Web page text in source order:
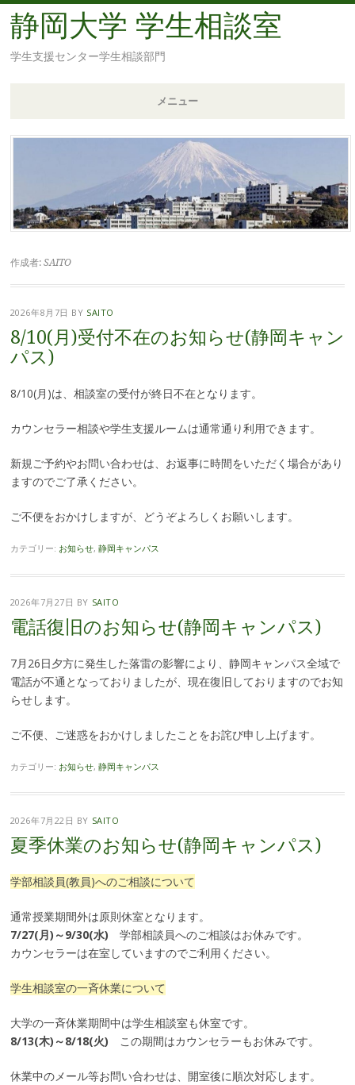
静岡大学 学生相談室
学生支援センター学生相談部門
メニュー
コ
ツ
移
作成者: SAITO
2026年8月7日 BY SAITO
8/10(月)受付不在のお知らせ(静岡キャン
パス)
8/10(月)は、相談室の受付が終日不在となります。
カウンセラー相談や学生支援ルームは通常通り利用できます。
新規ご予約やお問い合わせは、お返事に時間をいただく場合があり
ますのでご了承ください。
ご不便をおかけしますが、どうぞよろしくお願いします。
カテゴリー: お知らせ, 静岡キャンパス
2026年7月27日 BY SAITO
電話復旧のお知らせ(静岡キャンパス)
7月26日夕方に発生した落雷の影響により、静岡キャンパス全域で
電話が不通となっておりましたが、現在復旧しておりますのでお知
らせします。
ご不便、ご迷惑をおかけしましたことをお詫び申し上げます。
カテゴリー: お知らせ, 静岡キャンパス
2026年7月22日 BY SAITO
夏季休業のお知らせ(静岡キャンパス)
学部相談員(教員)へのご相談について
通常授業期間外は原則休室となります。
7/27(月)～9/30(水) 学部相談員へのご相談はお休みです。
カウンセラーは在室していますのでご利用ください。
学生相談室の一斉休業について
大学の一斉休業期間中は学生相談室も休室です。
8/13(木)～8/18(火) この期間はカウンセラーもお休みです。
休業中のメール等お問い合わせは、開室後に順次対応します。